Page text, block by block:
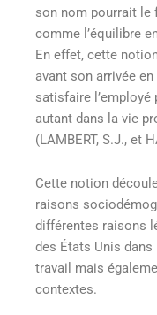
son nom pourrait le
comme l’équilibre
En effet, cette
avant son arrivée
satisfaire l’employé
autant dans la vie
(LAMBERT, S.J., et
Cette notion
raisons
différentes raisons
des États Unis dans
travail mais
contextes.